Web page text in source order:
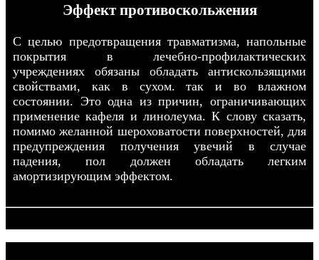
Эффект противоскольжения
С целью предотвращения травматизма, напольные
покрытия в лечебно-профилактических
учреждениях обязаны обладать антискользящими
свойствами, как в сухом. так и во влажном
состоянии. Это одна из причин, ограничивающих
применение кафеля и линолеума. К слову сказать,
помимо желанной шероховатости поверхностей, для
предупреждения получения увечий в случае
падения, пол должен обладать легким
амортизирующим эффектом.